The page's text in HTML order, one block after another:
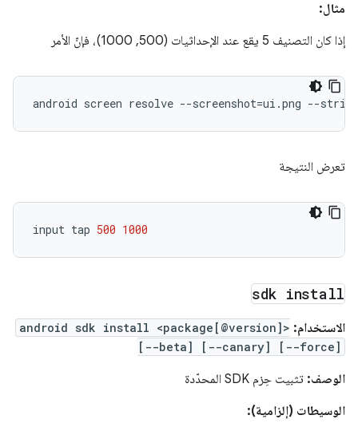
مثال:
إذا كان التصنيف 5 يقع عند الإحداثيات (500, 1000)، فإنّ الأمر
android screen resolve --screenshot=ui.png --string
تعرض النتيجة
input tap 500 1000
sdk install
الاستخدام: android sdk install <package[@version]>
[--beta] [--canary] [--force]
الوصف: تثبيت حِزم SDK المحدّدة
الوسيطات (إلزامية):